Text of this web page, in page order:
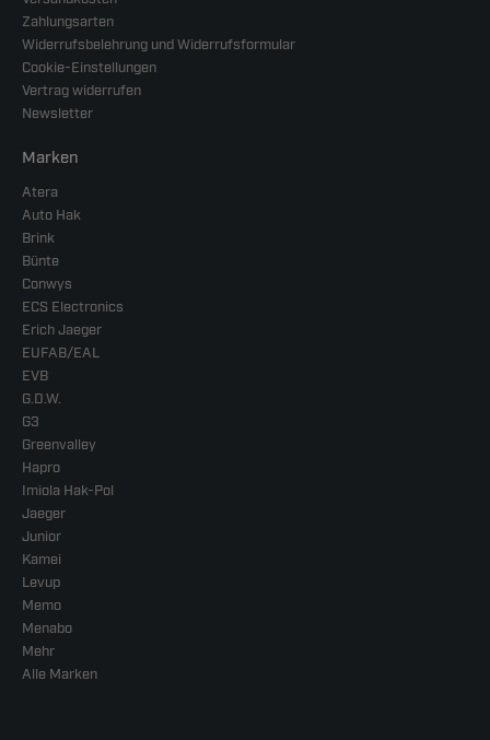
Zahlungsarten
Widerrufsbelehrung und Widerrufsformular
Cookie-Einstellungen
Vertrag widerrufen
Newsletter
Marken
Atera
Auto Hak
Brink
Bünte
Conwys
ECS Electronics
Erich Jaeger
EUFAB/EAL
EVB
G.D.W.
G3
Greenvalley
Hapro
Imiola Hak-Pol
Jaeger
Junior
Kamei
Levup
Memo
Menabo
Mehr
Alle Marken